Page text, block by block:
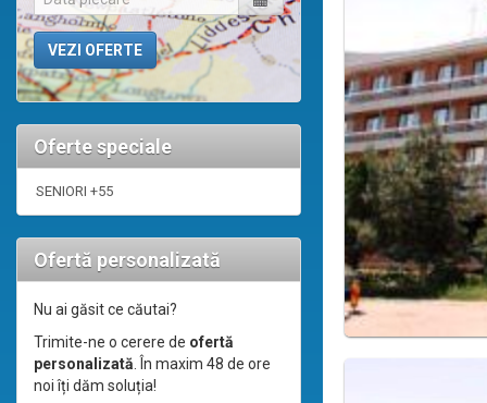
Oferte speciale
SENIORI +55
Ofertă personalizată
Nu ai găsit ce căutai?
Trimite-ne o cerere de ofertă
personalizată. În maxim 48 de ore
noi îți dăm soluția!